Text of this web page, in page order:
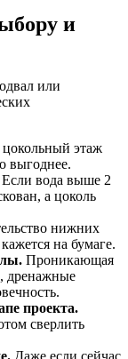
и
или
этаж
выгоднее.
Если вода выше 2
а цоколь
нижних
на бумаге.
Проникающая
дренажные
проекта.
сверлить